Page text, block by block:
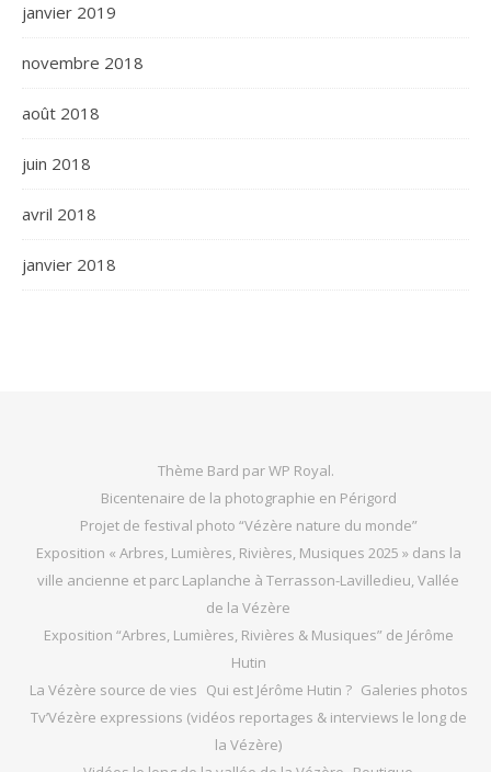
janvier 2019
novembre 2018
août 2018
juin 2018
avril 2018
janvier 2018
Thème Bard parWP Royal.
Bicentenaire de la photographie en Périgord
Projet de festival photo “Vézère nature du monde”
Exposition « Arbres, Lumières, Rivières, Musiques 2025 » dans la
ville ancienne et parc Laplanche à Terrasson-Lavilledieu, Vallée
de la Vézère
Exposition “Arbres, Lumières, Rivières & Musiques” de Jérôme
Hutin
La Vézère source de vies Qui est Jérôme Hutin ? Galeries photos
Tv’Vézère expressions (vidéos reportages & interviews le long de
la Vézère)